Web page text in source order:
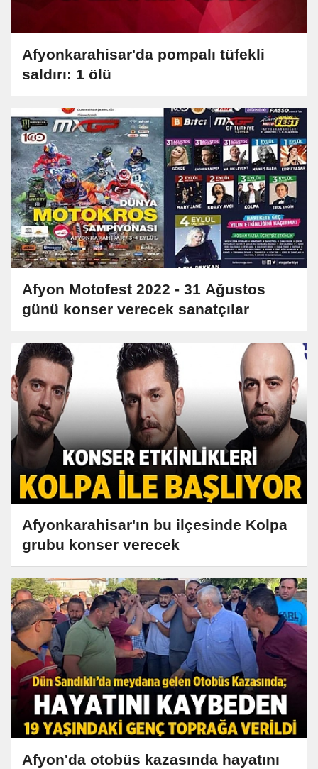
Afyonkarahisar'da pompalı tüfekli
saldırı: 1 ölü
Afyon Motofest 2022 - 31 Ağustos
günü konser verecek sanatçılar
Afyonkarahisar'ın bu ilçesinde Kolpa
grubu konser verecek
Afyon'da otobüs kazasında hayatını